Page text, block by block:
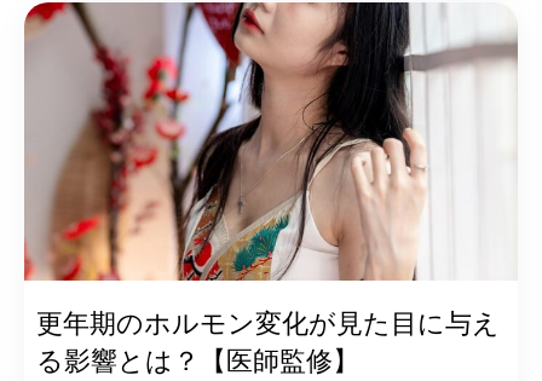
更年期のホルモン変化が見た目に与え
る影響とは？【医師監修】